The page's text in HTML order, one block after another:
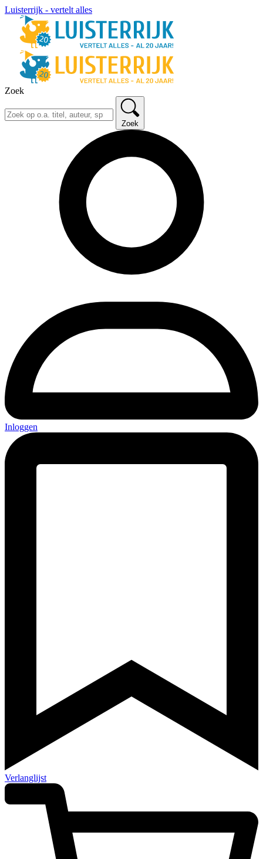
Luisterrijk - vertelt alles
Zoek
Zoek
Inloggen
Verlanglijst